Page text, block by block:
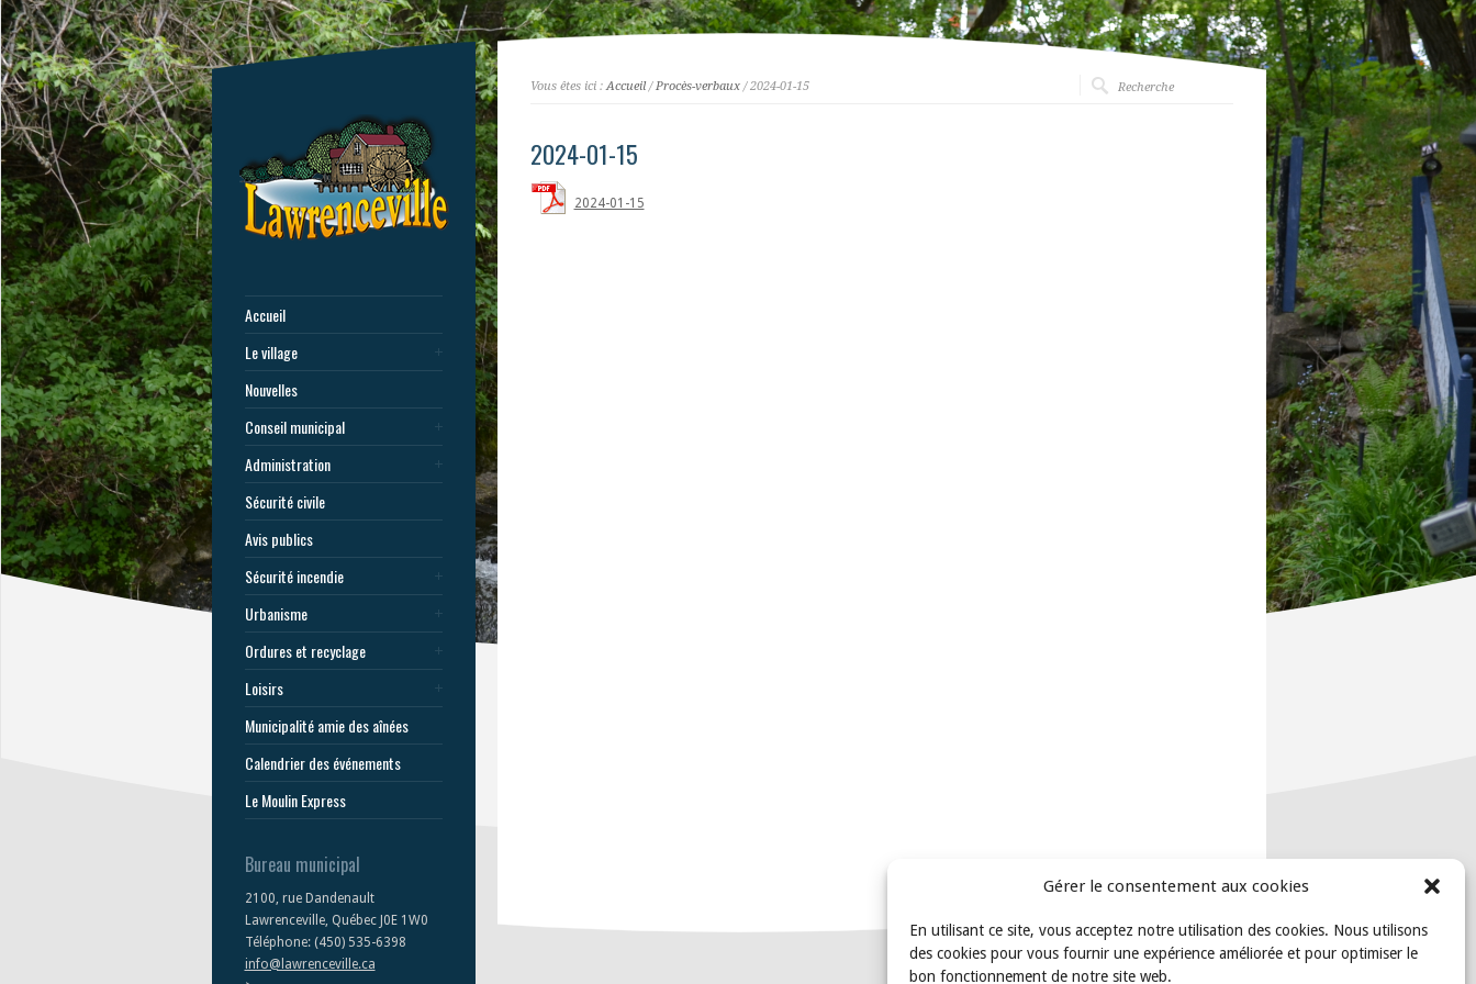
Gérer le consentement aux cookies
En utilisant ce site, vous acceptez notre utilisation des cookies. Nous utilisons
des cookies pour vous fournir une expérience améliorée et pour optimiser le
bon fonctionnement de notre site web.
Accueil
Le village
Nouvelles
Conseil municipal
Administration
Sécurité civile
Avis publics
Sécurité incendie
Urbanisme
Ordures et recyclage
Loisirs
Municipalité amie des aînées
Calendrier des événements
Le Moulin Express
Bureau municipal
2100, rue Dandenault
Lawrenceville, Québec J0E 1W0
Téléphone: (450) 535-6398
info@lawrenceville.ca
Vous êtes ici :Accueil/Procès-verbaux/ 2024-01-15
2024-01-15
2024-01-15